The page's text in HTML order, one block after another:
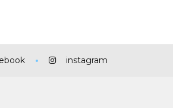
instagram